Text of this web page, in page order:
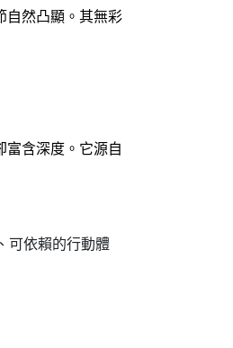
自然凸顯。其無彩
富含深度。它源自
可依賴的行動體